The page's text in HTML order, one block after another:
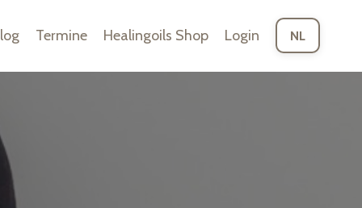
Termine Healingoils Shop Login NL